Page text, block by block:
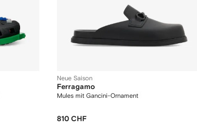
Neue Saison
Ferragamo
Mules mit Gancini-Ornament
810 CHF